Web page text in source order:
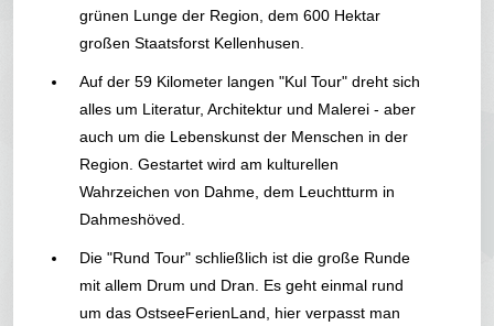
grünen Lunge der Region, dem 600 Hektar
großen Staatsforst Kellenhusen.
Auf der 59 Kilometer langen "Kul Tour" dreht sich
alles um Literatur, Architektur und Malerei - aber
auch um die Lebenskunst der Menschen in der
Region. Gestartet wird am kulturellen
Wahrzeichen von Dahme, dem Leuchtturm in
Dahmeshöved.
Die "Rund Tour" schließlich ist die große Runde
mit allem Drum und Dran. Es geht einmal rund
um das OstseeFerienLand, hier verpasst man